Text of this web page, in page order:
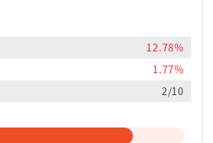
12.78%
1.77%
2/10